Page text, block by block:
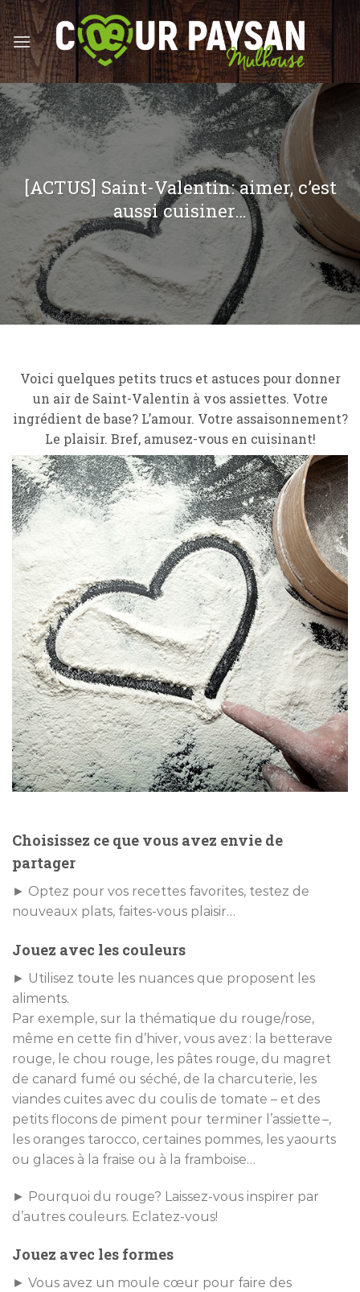
Skip
to
content
[ACTUS] Saint-Valentin: aimer, c’est
aussi cuisiner…
Voici quelques petits trucs et astuces pour donner
un air de Saint-Valentin à vos assiettes. Votre
ingrédient de base? L’amour. Votre assaisonnement?
Le plaisir. Bref, amusez-vous en cuisinant!
Choisissez ce que vous avez envie de
partager
► Optez pour vos recettes favorites, testez de
nouveaux plats, faites-vous plaisir…
Jouez avec les couleurs
► Utilisez toute les nuances que proposent les
aliments.
Par exemple, sur la thématique du rouge/rose,
même en cette fin d’hiver, vous avez : la betterave
rouge, le chou rouge, les pâtes rouge, du magret
de canard fumé ou séché, de la charcuterie, les
viandes cuites avec du coulis de tomate – et des
petits flocons de piment pour terminer l’assiette –,
les oranges tarocco, certaines pommes, les yaourts
ou glaces à la fraise ou à la framboise…
► Pourquoi du rouge? Laissez-vous inspirer par
d’autres couleurs. Eclatez-vous!
Jouez avec les formes
► Vous avez un moule cœur pour faire des